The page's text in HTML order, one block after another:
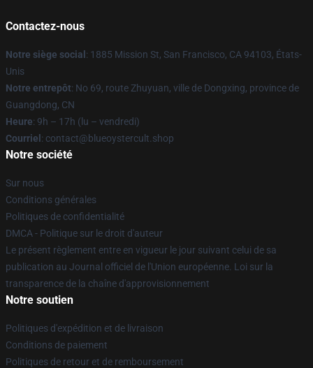
Contactez-nous
Notre siège social : 1885 Mission St, San Francisco, CA 94103, États-
Unis
Notre entrepôt: No 69, route Zhuyuan, ville de Dongxing, province de
Guangdong, CN
Heure: 9h – 17h (lu – vendredi)
Courriel : contact@blueoystercult.shop
Notre société
Sur nous
Conditions générales
Politiques de confidentialité
DMCA - Politique sur le droit d'auteur
Le présent règlement entre en vigueur le jour suivant celui de sa
publication au Journal officiel de l'Union européenne. Loi sur la
transparence de la chaîne d'approvisionnement
Notre soutien
Politiques d'expédition et de livraison
Conditions de paiement
Politiques de retour et de remboursement